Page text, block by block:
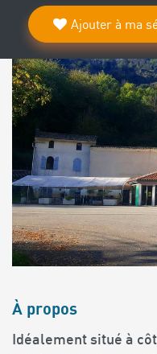
Ajouter à ma
À propos
Idéalement situé à